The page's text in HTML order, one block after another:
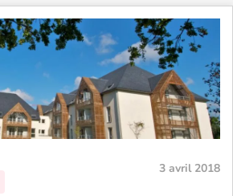
3 avril 2018